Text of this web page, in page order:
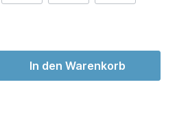
In den Warenkorb